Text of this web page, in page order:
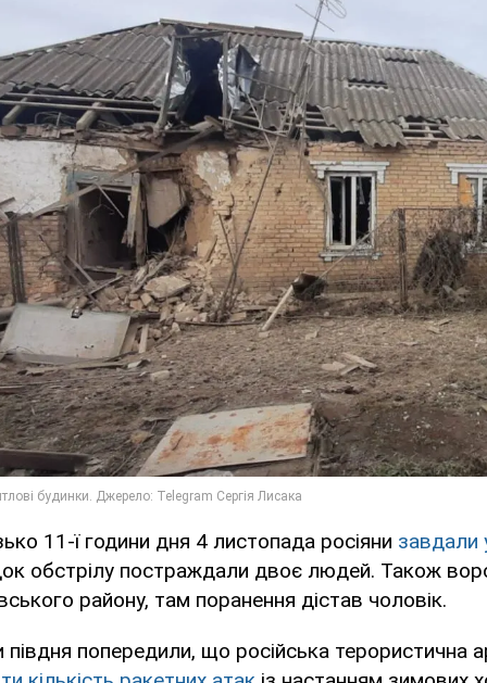
11-ї години дня 4 листопада росіяни завдали
обстрілу постраждали двоє людей. Також
району, там поранення дістав чоловік.
попередили, що російська терористична